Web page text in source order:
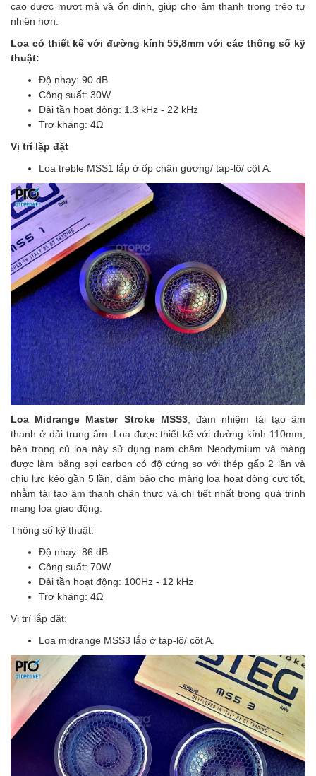
cao được mượt mà và ổn định, giúp cho âm thanh trong trẻo tự
nhiên hơn.
Loa có thiết kế với đường kính 55,8mm với các thông số kỹ
thuật:
Độ nhạy: 90 dB
Công suất: 30W
Dải tần hoạt động: 1.3 kHz - 22 kHz
Trợ kháng: 4Ω
Vị trí lặp đặt
Loa treble MSS1 lắp ở ốp chân gương/ táp-lô/ cột A.
Loa Midrange Master Stroke MSS3, đảm nhiệm tái tạo âm
thanh ở dải trung âm. Loa được thiết kế với đường kính 110mm,
bên trong củ loa này sử dụng nam châm Neodymium và màng
được làm bằng sợi carbon có độ cứng so với thép gấp 2 lần và
chịu lực kéo gần 5 lần, đảm bảo cho màng loa hoạt động cực tốt,
nhằm tái tạo âm thanh chân thực và chi tiết nhất trong quá trình
mang loa giao động.
Thông số kỹ thuật:
Độ nhạy: 86 dB
Công suất: 70W
Dải tần hoạt động: 100Hz - 12 kHz
Trợ kháng: 4Ω
Vị trí lắp đặt:
Loa midrange MSS3 lắp ở táp-lô/ cột A.